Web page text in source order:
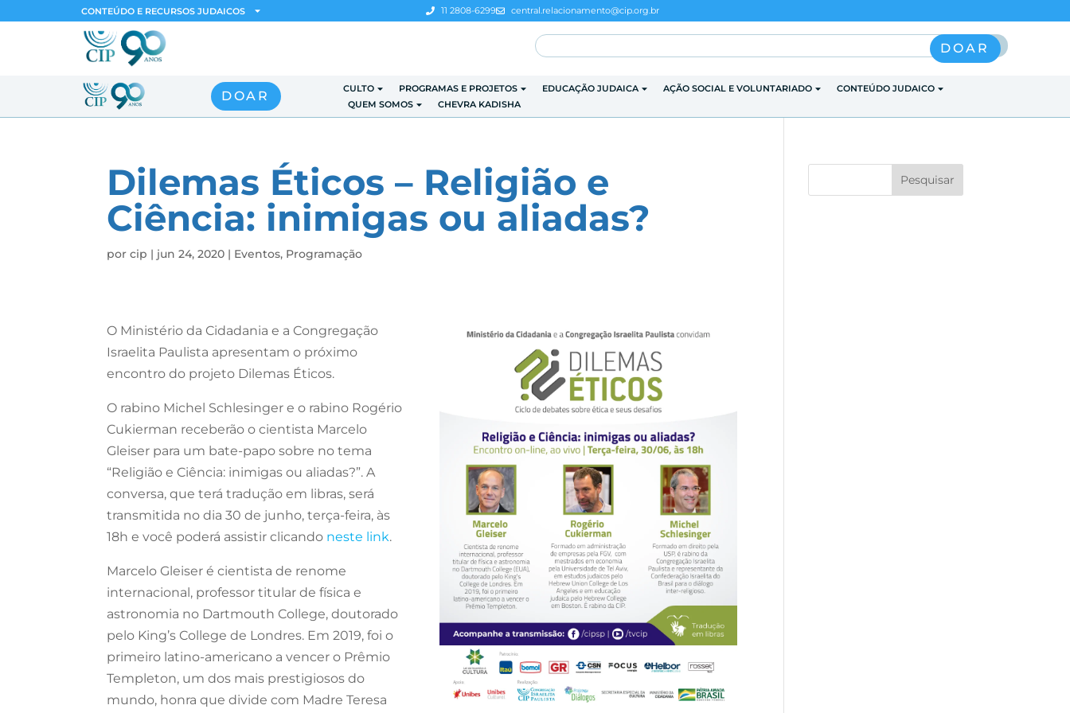
CONTEÚDO E RECURSOS JUDAICOS 11 2808-6299 central.relacionamento@cip.org.br
Pesquisar
DOAR
DOAR CULTO PROGRAMAS E PROJETOS EDUCAÇÃO JUDAICA AÇÃO SOCIAL E VOLUNTARIADO
CONTEÚDO JUDAICO
QUEM SOMOS
CHEVRA KADISHA
Dilemas Éticos – Religião e
Ciência: inimigas ou aliadas?
porcip | jun 24, 2020 | Eventos, Programação
O Ministério da Cidadania e a Congregação
Israelita Paulista apresentam o próximo
encontro do projeto Dilemas Éticos.
O rabino Michel Schlesinger e o rabino Rogério
Cukierman receberão o cientista Marcelo
Gleiser para um bate-papo sobre no tema
“Religião e Ciência: inimigas ou aliadas?”. A
conversa, que terá tradução em libras, será
transmitida no dia 30 de junho, terça-feira, às
18h e você poderá assistir clicando neste link.
Marcelo Gleiser é cientista de renome
internacional, professor titular de física e
astronomia no Dartmouth College, doutorado
pelo King’s College de Londres. Em 2019, foi o
primeiro latino-americano a vencer o Prêmio
Templeton, um dos mais prestigiosos do
mundo, honra que divide com Madre Teresa